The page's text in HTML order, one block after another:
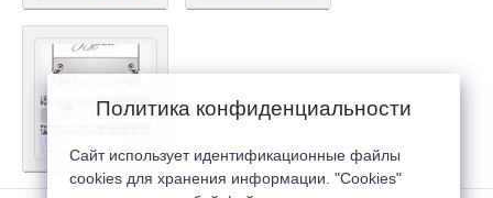
Политика конфиденциальности
Сайт использует идентификационные файлы
cookies для хранения информации. "Cookies"